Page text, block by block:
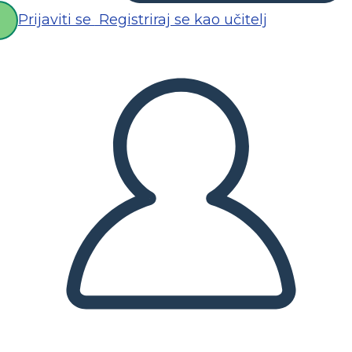
Prijaviti se Registriraj se kao učitelj